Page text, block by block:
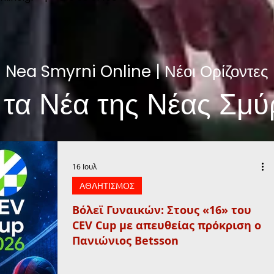
Nea Smyrni Online | Νέοι Ορίζοντες
Νέα της Νέας
Βόλεϊ Γυναικών: Στους «16» του
CEV Cup με απευθείας πρόκριση ο
Πανιώνιος Betsson
ΑΘΛΗΤΙΣΜΟΣ
16 Ιουλ